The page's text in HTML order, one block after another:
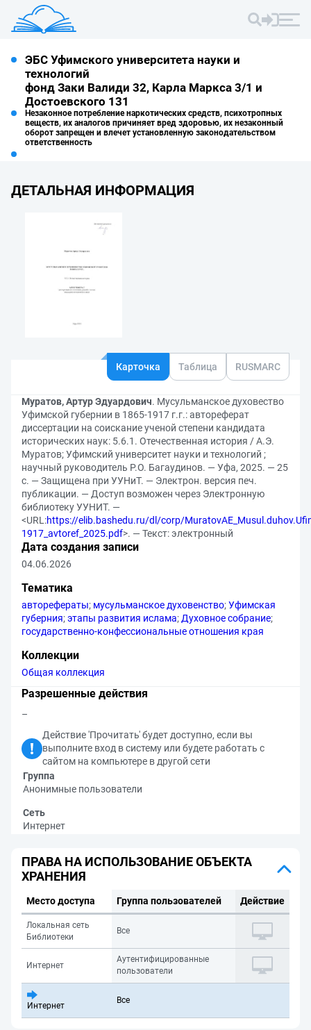
ЭБС Уфимского университета науки и
технологий
фонд Заки Валиди 32, Карла Маркса 3/1 и
Достоевского 131
Незаконное потребление наркотических средств, психотропных
веществ, их аналогов причиняет вред здоровью, их незаконный
оборот запрещен и влечет установленную законодательством
ответственность
ДЕТАЛЬНАЯ ИНФОРМАЦИЯ
Карточка Таблица RUSMARC
Муратов, Артур Эдуардович. Мусульманское духовество
Уфимской губернии в 1865-1917 г.г.: автореферат
диссертации на соискание ученой степени кандидата
исторических наук: 5.6.1. Отечественная история / А.Э.
Муратов; Уфимский университет науки и технологий ;
научный руководитель Р.О. Багаудинов. — Уфа, 2025. — 25
с. — Защищена при УУНиТ. — Электрон. версия печ.
публикации. — Доступ возможен через Электронную
библиотеку УУНИТ. —
<URL:https://elib.bashedu.ru/dl/corp/
1917_avtoref_2025.pdf>. — Текст: электронный
Дата создания записи
04.06.2026
Тематика
авторефераты; мусульманское духовенство;Уфимская
губерния;этапы развития ислама; Духовное собрание;
государственно-конфессиональные отношения края
Коллекции
Общая коллекция
Разрешенные действия
–
Действие 'Прочитать' будет доступно, если вы
выполните вход в систему или будете работать с
сайтом на компьютере в другой сети
Группа
Анонимные пользователи
Сеть
Интернет
ПРАВА НА ИСПОЛЬЗОВАНИЕ ОБЪЕКТА
ХРАНЕНИЯ
Место доступа Группа пользователей Действие
Локальная сеть
Библиотеки
Все
Интернет
Аутентифицированные
пользователи
Интернет
Все